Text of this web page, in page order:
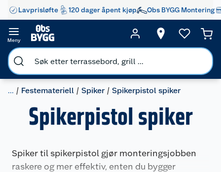
Lavprisløfte 120 dager åpent kjøp Obs BYGG Montering
Meny
... Festemateriell Spiker Spikerpistol spiker
Spikerpistol spiker
Spiker til spikerpistol gjør monteringsjobben
raskere og mer effektiv, enten du bygger